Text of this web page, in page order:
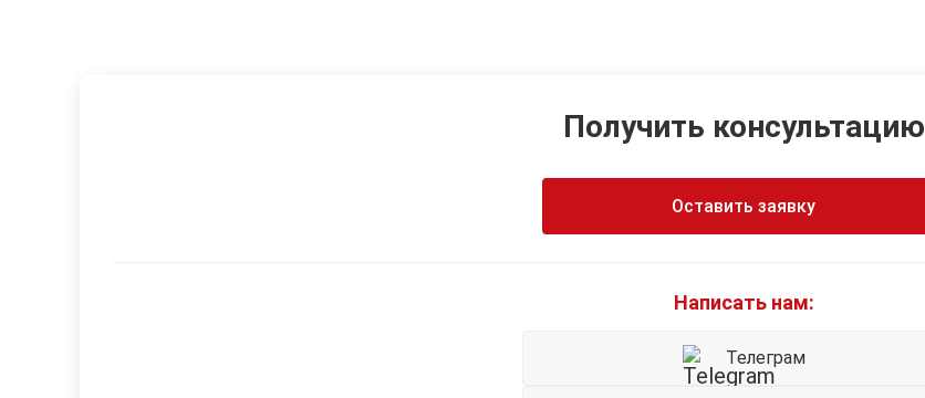
Получить консультацию
Оставить заявку
Написать нам:
Телеграм